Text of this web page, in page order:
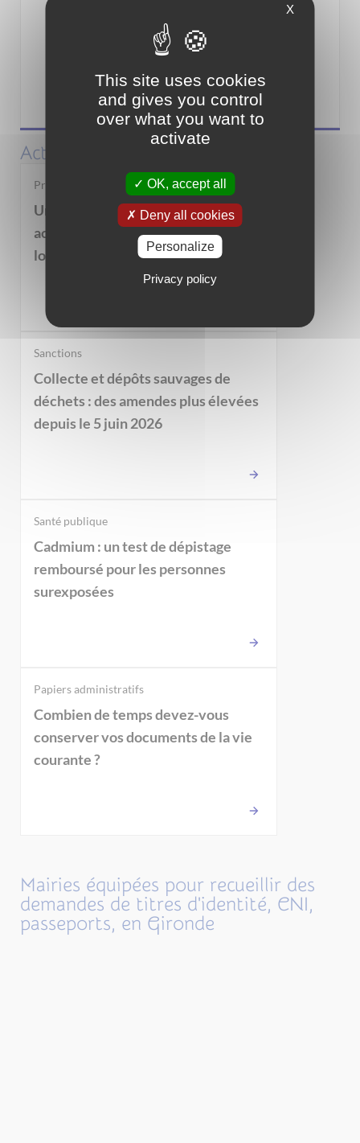
Associations
Actualités
Propriétaires bailleurs
Un dispositif pour vous
accompagner dans la mise en
location de votre bien immobilier
Sanctions
Collecte et dépôts sauvages de
déchets : des amendes plus élevées
depuis le 5 juin 2026
Santé publique
Cadmium : un test de dépistage
remboursé pour les personnes
surexposées
Papiers administratifs
Combien de temps devez-vous
conserver vos documents de la vie
courante ?
Mairies équipées pour recueillir des
demandes de titres d'identité, CNI,
passeports, en Gironde
X
This site uses cookies
and gives you control
over what you want to
activate
OK, accept all
Deny all cookies
Personalize
Privacy policy